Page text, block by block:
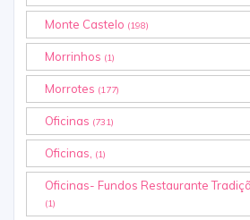
Monte Castelo (198)
Morrinhos (1)
Morrotes (177)
Oficinas (731)
Oficinas, (1)
Oficinas- Fundos Restaurante
(1)